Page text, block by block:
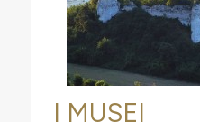
I MUSEI